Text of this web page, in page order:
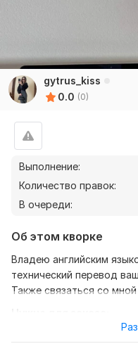
gytrus_kiss
0.0 (0)
Выполнение:
Количество правок:
В очереди:
Об этом кворке
Владею английским
технический перевод
Также связаться со
Ожидаю от вас текст,